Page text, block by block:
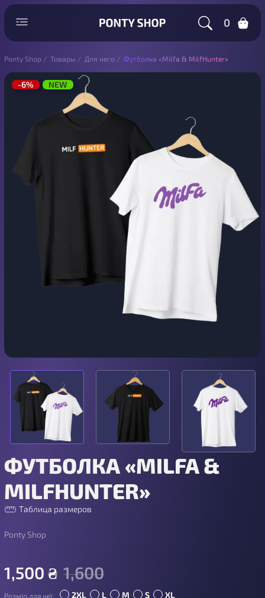
0
Ponty Shop / Товары / Для него / Футболка «Milfa & MilfHunter»
-6% NEW
ФУТБОЛКА «MILFA &
MILFHUNTER»
Таблица размеров
Ponty Shop
1,600
1,500 ₴
Розмір для неї: 2XL L M S XL